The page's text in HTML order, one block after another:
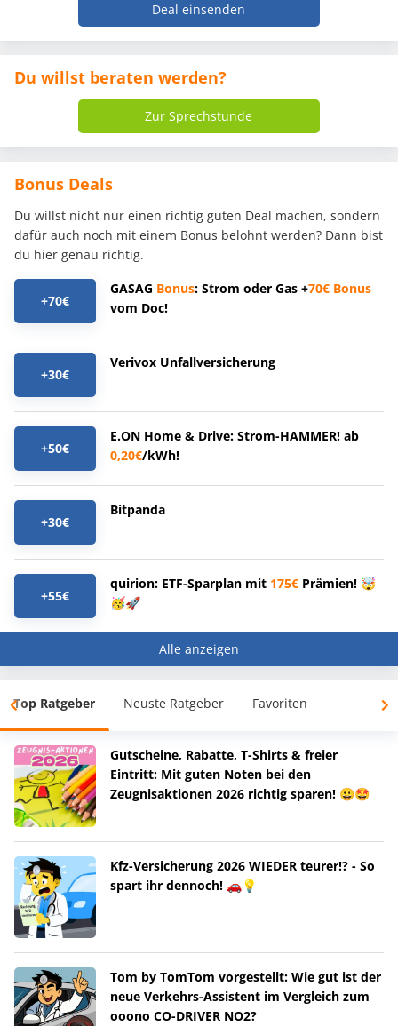
Deal einsenden
Du willst beraten werden?
Zur Sprechstunde
Bonus Deals
Du willst nicht nur einen richtig guten Deal machen, sondern
dafür auch noch mit einem Bonus belohnt werden? Dann bist
du hier genau richtig.
+70€
GASAG Bonus: Strom oder Gas +70€ Bonus
vom Doc!
+30€
Verivox Unfallversicherung
+50€
E.ON Home & Drive: Strom-HAMMER! ab
0,20€/kWh!
+30€
Bitpanda
+55€
quirion: ETF-Sparplan mit 175€ Prämien! 🤯
🥳🚀
Alle anzeigen
Top Ratgeber Neuste Ratgeber Favoriten
Gutscheine, Rabatte, T-Shirts & freier
Eintritt: Mit guten Noten bei den
Zeugnisaktionen 2026 richtig sparen! 😀🤩
Kfz-Versicherung 2026 WIEDER teurer!? - So
spart ihr dennoch! 🚗💡
Tom by TomTom vorgestellt: Wie gut ist der
neue Verkehrs-Assistent im Vergleich zum
ooono CO-DRIVER NO2?